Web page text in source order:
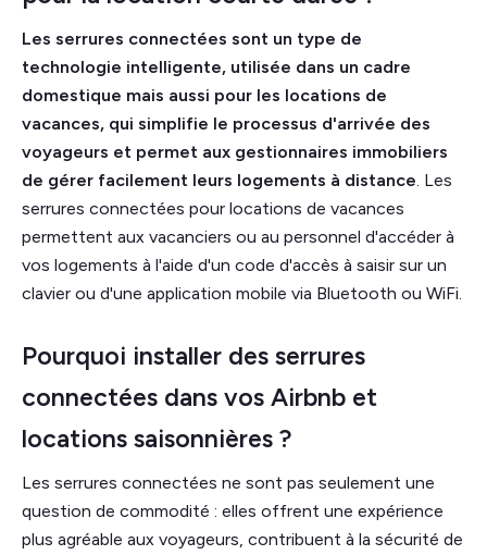
Les serrures connectées sont un type de
technologie intelligente, utilisée dans un cadre
domestique mais aussi pour les locations de
vacances, qui simplifie le processus d'arrivée des
voyageurs et permet aux gestionnaires immobiliers
de gérer facilement leurs logements à distance . Les
serrures connectées pour locations de vacances
permettent aux vacanciers ou au personnel d'accéder à
vos logements à l'aide d'un code d'accès à saisir sur un
clavier ou d'une application mobile via Bluetooth ou WiFi.
Pourquoi installer des serrures
connectées dans vos Airbnb et
locations saisonnières ?
Les serrures connectées ne sont pas seulement une
question de commodité : elles offrent une expérience
plus agréable aux voyageurs, contribuent à la sécurité de